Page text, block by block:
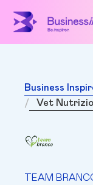
Business
Vet
TEAM